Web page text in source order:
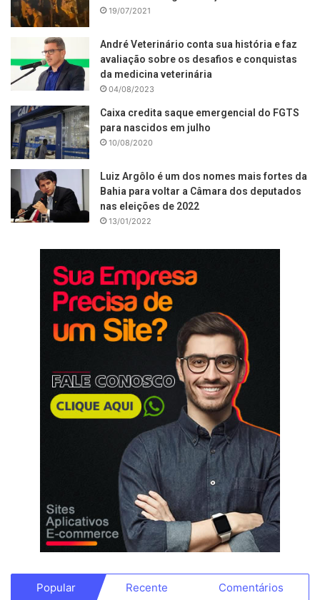
19/07/2021
André Veterinário conta sua história e faz
avaliação sobre os desafios e conquistas
da medicina veterinária
04/08/2023
Caixa credita saque emergencial do FGTS
para nascidos em julho
10/08/2020
Luiz Argôlo é um dos nomes mais fortes da
Bahia para voltar a Câmara dos deputados
nas eleições de 2022
13/01/2022
Popular Recente Comentários